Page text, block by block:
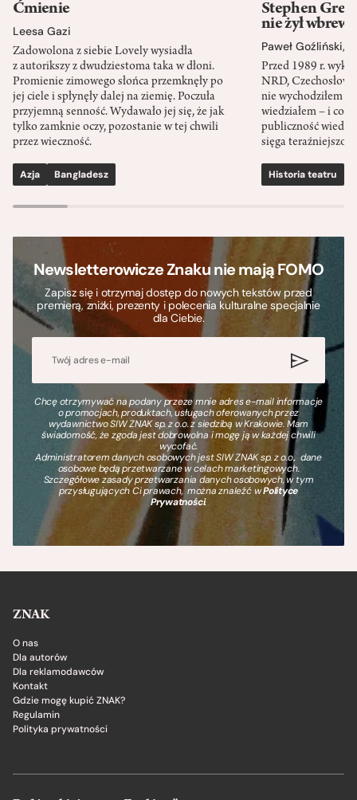
Ćmienie
Leesa Gazi
Zadowolona z siebie Lovely wysiadła
z autorikszy z dwudziestoma taka w dłoni.
Promienie zimowego słońca przemknęły po
jej ciele i spłynęły dalej na ziemię. Poczuła
przyjemną senność. Wydawało jej się, że jak
tylko zamknie oczy, pozostanie w tej chwili
przez wieczność.
Azja Bangladesz
Stephen
nie żył wbrew
Paweł Goźliński,
Przed 1989 r.
NRD,
nie wychodziłem
wiedziałem – i co
publiczność
sięga
Historia teatru
Newsletterowicze Znaku nie mają FOMO
Zapisz się i otrzymaj dostęp do nowych tekstów przed
premierą, zniżki, prezenty i polecenia kulturalne specjalnie
dla Ciebie.
Chcę otrzymywać na podany przeze mnie adres e-mail informacje
o promocjach, produktach, usługach oferowanych przez
wydawnictwo SIW ZNAK sp. z o.o. z siedzibą w Krakowie. Mam
świadomość, że zgoda jest dobrowolna i mogę ją w każdej chwili
wycofać.
Administratorem danych osobowych jest SIW ZNAK sp. z o.o., dane
osobowe będą przetwarzane w celach marketingowych.
Szczegółowe zasady przetwarzania danych osobowych, w tym
przysługujących Ci prawach, można znaleźć wPolityce
Prywatności.
ZNAK
O nas
Dla autorów
Dla reklamodawców
Kontakt
Gdzie mogę kupić ZNAK?
Regulamin
Polityka prywatności